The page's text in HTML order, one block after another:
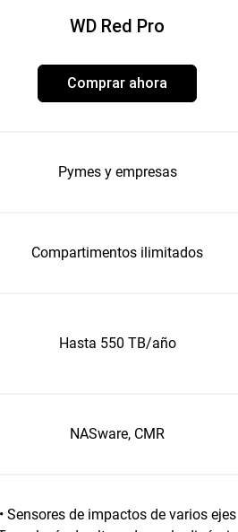
WD Red Pro
Comprar ahora
Pymes y empresas
Compartimentos ilimitados
Hasta 550 TB/año
NASware, CMR
• Sensores de impactos de varios ejes